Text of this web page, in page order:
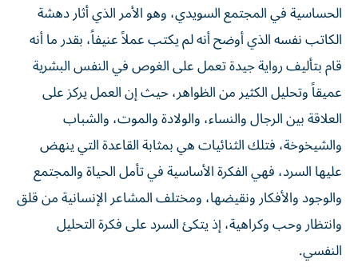
الحساسية في المجتمع السويدي، وهو الأمر الذي أثار دهشة
الكاتب نفسه الذي أوضح أنه لم يكتب عملاً عنيفاً، بقدر ما أنه
قام بتأليف رواية جيدة تعمل على الغوص في النفس البشرية
عميقاً وتحليل الكثير من الظواهر، حيث إن العمل يركز على
العلاقة بين الرجال والنساء، والولادة والموت، والشباب
والشيخوخة، فتلك الثنائيات هي بمثابة القاعدة التي ينهض
عليها السرد، فهي الفكرة الأساسية في تأمل الحياة والمجتمع
والوجود والأفكار ونقيضها، ومختلف المشاعر الإنسانية من قلق
وانتظار وحب وكراهية، إذ يتكئ السرد على فكرة التحليل
النفسي.